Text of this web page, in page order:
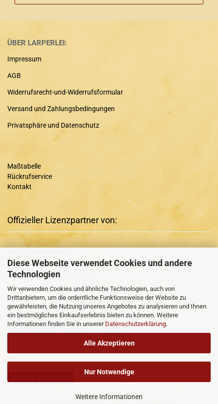
Diese Webseite verwendet Cookies und andere
Technologien
Wir verwenden Cookies und ähnliche Technologien, auch von
Drittanbietern, um die ordentliche Funktionsweise der Website zu
gewährleisten, die Nutzung unseres Angebotes zu analysieren und Ihnen
ein bestmögliches Einkaufserlebnis bieten zu können. Weitere
Informationen finden Sie in unserer Datenschutzerklärung.
Alle Akzeptieren
Nur Notwendige
Weitere Informationen
ÜBER LARPERLEI:
Impressum
AGB
Widerrufsrecht-und-Widerrufsformular
Versand und Zahlungsbedingungen
Privatsphäre und Datenschutz
Maßtabelle
Rückrufservice
Kontakt
Offizieller Lizenzpartner von:
Freunde und Kollegen:
Runa-Rian + Runa-RianFacebook
Luzy´s Pirate Leatherund